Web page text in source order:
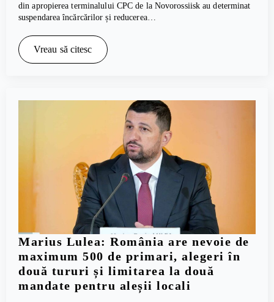
din apropierea terminalului CPC de la Novorossiisk au determinat
suspendarea încărcărilor și reducerea…
Vreau să citesc
Marius Lulea: România are nevoie de
maximum 500 de primari, alegeri în
două tururi și limitarea la două
mandate pentru aleșii locali